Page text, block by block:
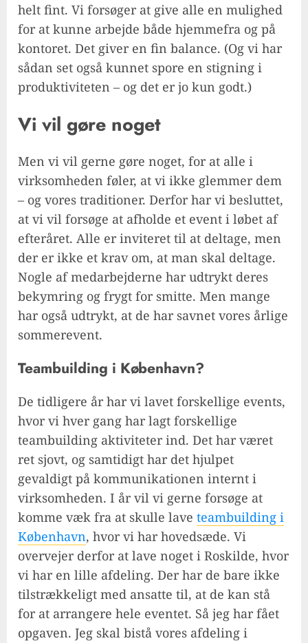
helt fint. Vi forsøger at give alle en mulighed
for at kunne arbejde både hjemmefra og på
kontoret. Det giver en fin balance. (Og vi har
sådan set også kunnet spore en stigning i
produktiviteten – og det er jo kun godt.)
Vi vil gøre noget
Men vi vil gerne gøre noget, for at alle i
virksomheden føler, at vi ikke glemmer dem
– og vores traditioner. Derfor har vi besluttet,
at vi vil forsøge at afholde et event i løbet af
efteråret. Alle er inviteret til at deltage, men
der er ikke et krav om, at man skal deltage.
Nogle af medarbejderne har udtrykt deres
bekymring og frygt for smitte. Men mange
har også udtrykt, at de har savnet vores årlige
sommerevent.
Teambuilding i København?
De tidligere år har vi lavet forskellige events,
hvor vi hver gang har lagt forskellige
teambuilding aktiviteter ind. Det har været
ret sjovt, og samtidigt har det hjulpet
gevaldigt på kommunikationen internt i
virksomheden. I år vil vi gerne forsøge at
komme væk fra at skulle lave teambuilding i
København, hvor vi har hovedsæde. Vi
overvejer derfor at lave noget i Roskilde, hvor
vi har en lille afdeling. Der har de bare ikke
tilstrækkeligt med ansatte til, at de kan stå
for at arrangere hele eventet. Så jeg har fået
opgaven. Jeg skal bistå vores afdeling i